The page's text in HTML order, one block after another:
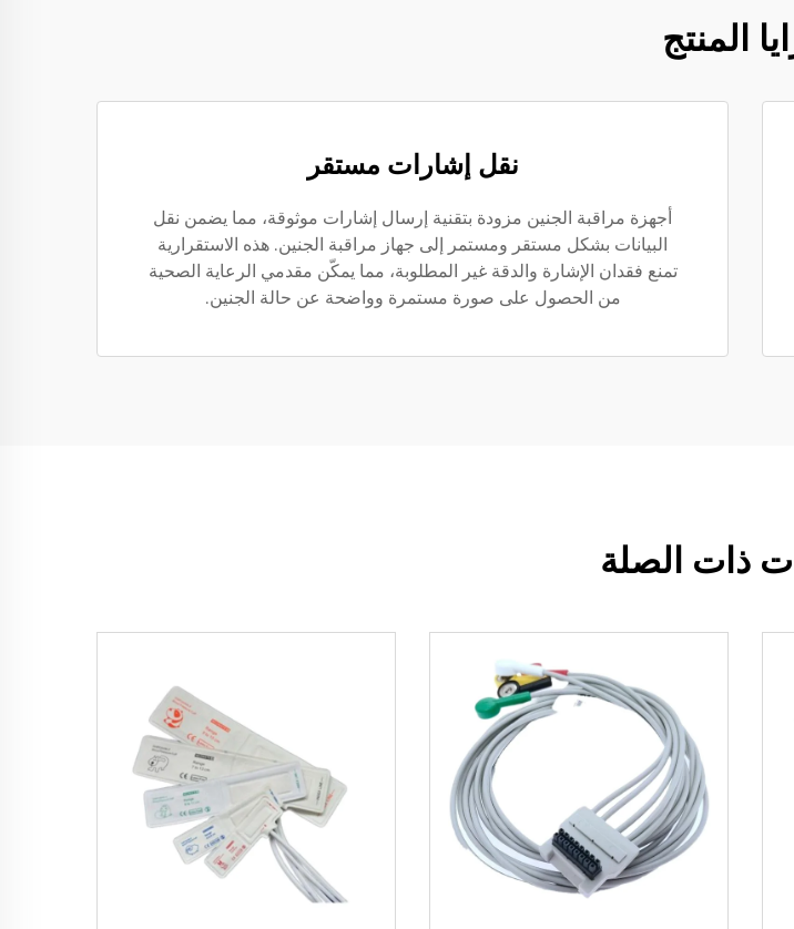
المنتج
نقل إشارات مستقر
أجهزة مراقبة الجنين مزودة بتقنية إرسال إشارات موثوقة، مما يضمن نقل
البيانات بشكل مستقر ومستمر إلى جهاز مراقبة الجنين. هذه الاستقرارية
تمنع فقدان الإشارة والدقة غير المطلوبة، مما يمكّن مقدمي الرعاية الصحية
من الحصول على صورة مستمرة وواضحة عن حالة الجنين.
ذات الصلة